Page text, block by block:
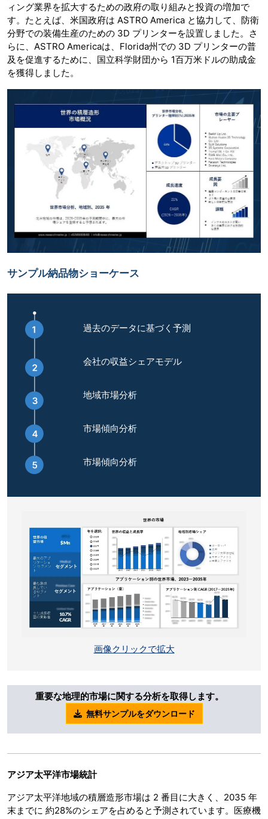
ィング業界を拡大するための政府の取り組みと投資の増加で
す。たとえば、米国政府は ASTRO America と協力して、防衛
分野での装備生産のための 3D プリンターを設置しました。さ
らに、ASTRO Americaは、Florida州での 3D プリンターの普
及を促進するために、国立科学財団から 1百万米ドルの助成金
を獲得しました。
サンプル納品物ショーケース
過去のデータに基づく予測
会社の収益シェアモデル
地域市場分析
市場傾向分析
市場傾向分析
画像クリックで拡大
重要な地理的市場に関する分析を取得します。
無料サンプルをダウンロード
アジア太平洋市場統計
アジア太平洋地域の積層造形市場は 2 番目に大きく、2035 年
末までに 約28%のシェアを占めると予測されています。医療機